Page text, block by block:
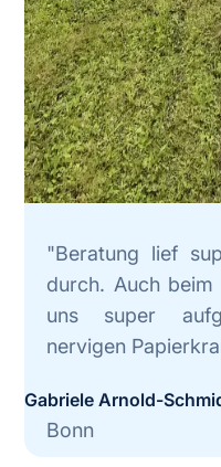
"Beratung lief
durch. Auch
uns super
nervigen
Gabriele Arnold-
Bonn